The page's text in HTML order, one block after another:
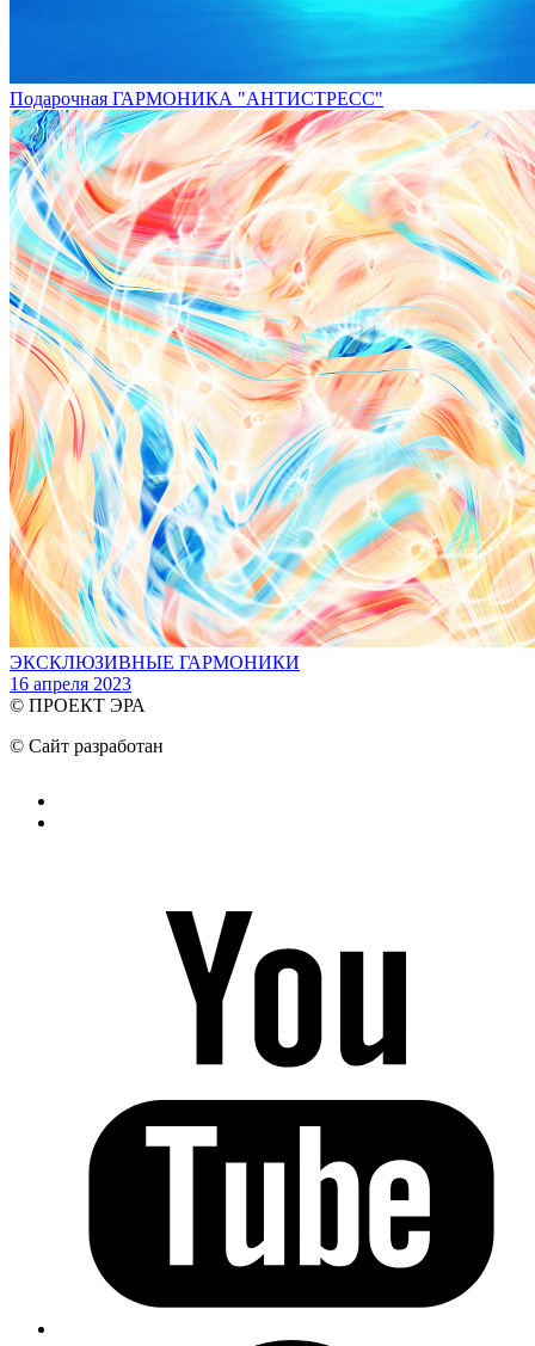
Подарочная ГАРМОНИКА "АНТИСТРЕСС"
ЭКСКЛЮЗИВНЫЕ ГАРМОНИКИ
16 апреля 2023
© ПРОЕКТ ЭРА
© Сайт разработан